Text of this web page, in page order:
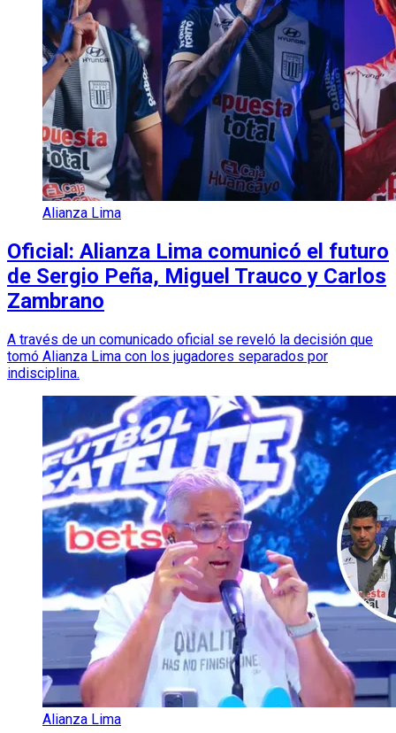
Alianza Lima
Oficial: Alianza Lima comunicó el futuro
de Sergio Peña, Miguel Trauco y Carlos
Zambrano
A través de un comunicado oficial se reveló la decisión que
tomó Alianza Lima con los jugadores separados por
indisciplina.
Alianza Lima